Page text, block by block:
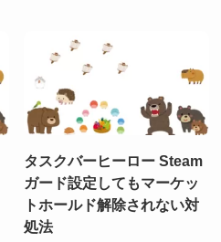
タスクバーヒーロー Steam
ガード設定してもマーケッ
トホールド解除されない対
処法